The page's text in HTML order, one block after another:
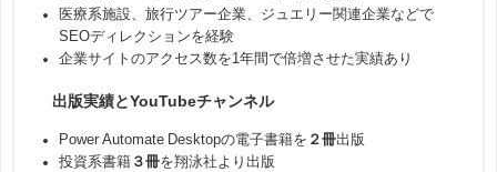
医療系施設、旅行ツアー企業、ジュエリー関連企業などで
SEOディレクションを経験
企業サイトのアクセス数を1年間で倍増させた実績あり
出版実績とYouTubeチャンネル
Power Automate Desktopの電子書籍を ２冊出版
投資系書籍 ３冊を翔泳社より出版